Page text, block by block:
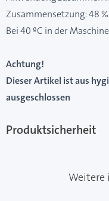
Zusammensetzung: 48
Bei 40 ºC in der
Achtung!
Dieser Artikel ist aus
ausgeschlossen
Produktsicherheit
Weitere